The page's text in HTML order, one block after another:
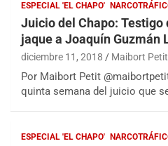
ESPECIAL 'EL CHAPO'
Juicio del Chapo:
jaque a Joaquín Guzmán
diciembre 11, 2018 Maibort Petit
Por Maibort Petit
quinta semana del juicio que
ESPECIAL 'EL CHAPO'